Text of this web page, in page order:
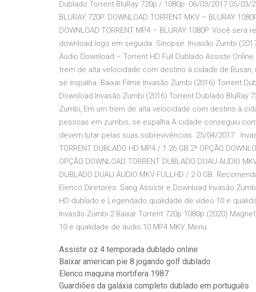
Dublado Torrent BluRay 720p / 1080p. 06/03/2017 05/03/
BLURAY 720P. DOWNLOAD TORRENT MKV – BLURAY
DOWNLOAD TORRENT MP4 – BLURAY 1080P. Você
download logo em seguida. Sinopse: Invasão Zumbi
Áudio Download – Torrent HD Full Dublado Assiste
trem de alta velocidade com destino à cidade de
se espalha. Baixar Filme Invasão Zumbi (2016) Torrent
Download Invasão Zumbi (2016) Torrent Dublado BluRay
Zumbi, Em um trem de alta velocidade com destino à
pessoas em zumbis, se espalha.A cidade conseguiu
devem lutar pelas suas sobrevivências. 25/04/2017 ·
TORRENT DUBLADO HD MP4 / 1.26 GB 2ª OPÇÃO
OPÇÃO DOWNLOAD TORRENT DUBLADO DUAU ÁUDIO
DUBLADO DUAU ÁUDIO MKV FULLHD / 2.0 GB.
Elenco Diretores: Sang Assistir e Download Invasão
HD dublado e Legendado qualidade de vídeo 10 e
Invasão Zumbi 2 Baixar Torrent 720p 1080p (2020)
10 e qualidade de áudio 10 MP4 MKV. Menu.
Assistir oz 4 temporada dublado online
Baixar american pie 8 jogando golf dublado
Elenco maquina mortifera 1987
Guardiões da galáxia completo dublado em português